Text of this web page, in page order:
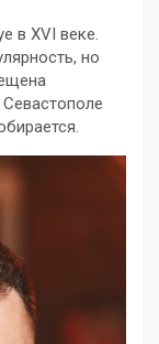
в XVI веке.
но